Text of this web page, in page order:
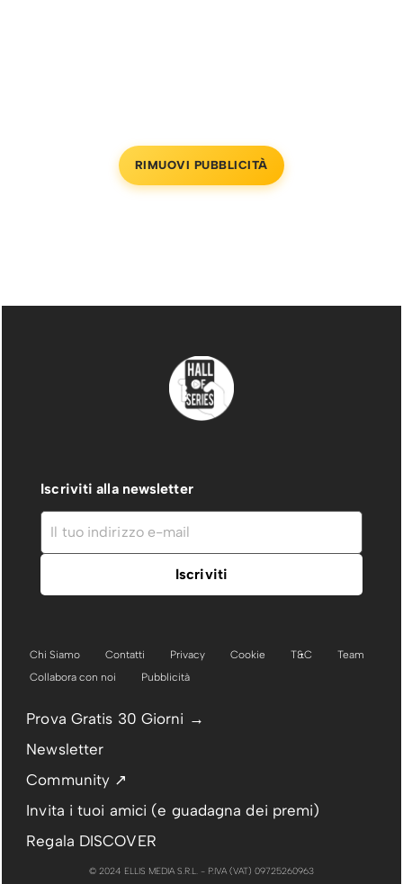
RIMUOVI PUBBLICITÀ
Iscriviti alla newsletter
Chi Siamo Contatti Privacy Cookie T&C
Team
Collabora con noi
Pubblicità
Prova Gratis 30 Giorni →
Newsletter
Community ↗
Invita i tuoi amici (e guadagna dei premi)
Regala DISCOVER
© 2024 ELLIS MEDIA S.R.L. - P.IVA (VAT) 09725260963